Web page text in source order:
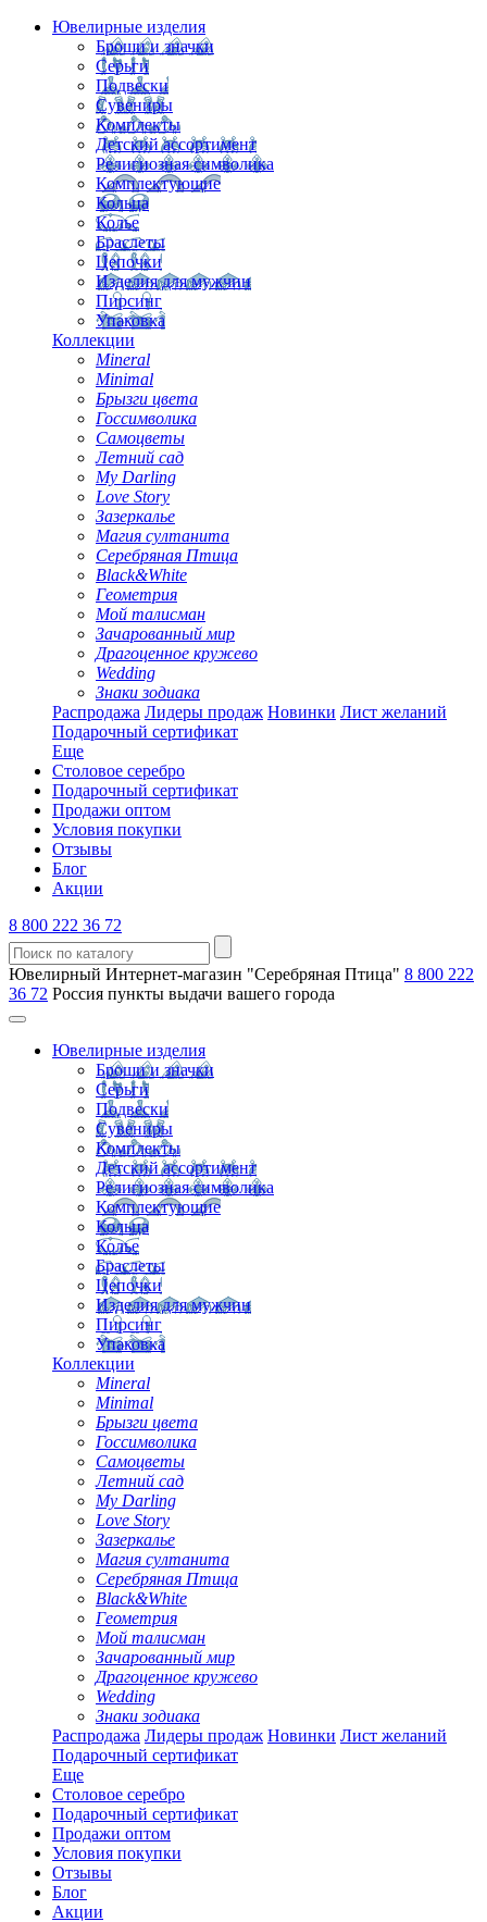
Ювелирные изделия
Броши и значки
Серьги
Подвески
Сувениры
Комплекты
Детский ассортимент
Религиозная символика
Комплектующие
Кольца
Колье
Браслеты
Цепочки
Изделия для мужчин
Пирсинг
Упаковка
Коллекции
Mineral
Minimal
Брызги цвета
Госсимволика
Самоцветы
Летний сад
My Darling
Love Story
Зазеркалье
Магия султанита
Серебряная Птица
Black&White
Геометрия
Мой талисман
Зачарованный мир
Драгоценное кружево
Wedding
Знаки зодиака
Распродажа Лидеры продаж Новинки Лист желаний
Подарочный сертификат
Еще
Столовое серебро
Подарочный сертификат
Продажи оптом
Условия покупки
Отзывы
Блог
Акции
8 800 222 36 72
Ювелирный Интернет-магазин "Серебряная Птица" 8 800 222
36 72 Россия пункты выдачи вашего города
Ювелирные изделия
Броши и значки
Серьги
Подвески
Сувениры
Комплекты
Детский ассортимент
Религиозная символика
Комплектующие
Кольца
Колье
Браслеты
Цепочки
Изделия для мужчин
Пирсинг
Упаковка
Коллекции
Mineral
Minimal
Брызги цвета
Госсимволика
Самоцветы
Летний сад
My Darling
Love Story
Зазеркалье
Магия султанита
Серебряная Птица
Black&White
Геометрия
Мой талисман
Зачарованный мир
Драгоценное кружево
Wedding
Знаки зодиака
Распродажа Лидеры продаж Новинки Лист желаний
Подарочный сертификат
Еще
Столовое серебро
Подарочный сертификат
Продажи оптом
Условия покупки
Отзывы
Блог
Акции